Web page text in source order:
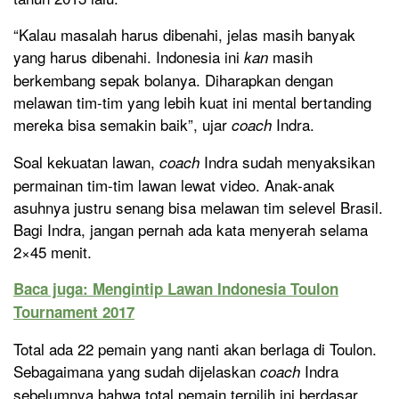
“Kalau masalah harus dibenahi, jelas masih banyak
yang harus dibenahi. Indonesia ini kan masih
berkembang sepak bolanya. Diharapkan dengan
melawan tim-tim yang lebih kuat ini mental bertanding
mereka bisa semakin baik”, ujar coach Indra.
Soal kekuatan lawan, coach Indra sudah menyaksikan
permainan tim-tim lawan lewat video. Anak-anak
asuhnya justru senang bisa melawan tim selevel Brasil.
Bagi Indra, jangan pernah ada kata menyerah selama
2×45 menit.
Baca juga: Mengintip Lawan Indonesia Toulon
Tournament 2017
Total ada 22 pemain yang nanti akan berlaga di Toulon.
Sebagaimana yang sudah dijelaskan coach Indra
sebelumnya bahwa total pemain terpilih ini berdasar